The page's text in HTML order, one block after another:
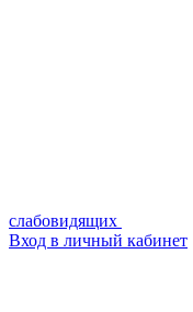
слабовидящих
Вход в личный кабинет